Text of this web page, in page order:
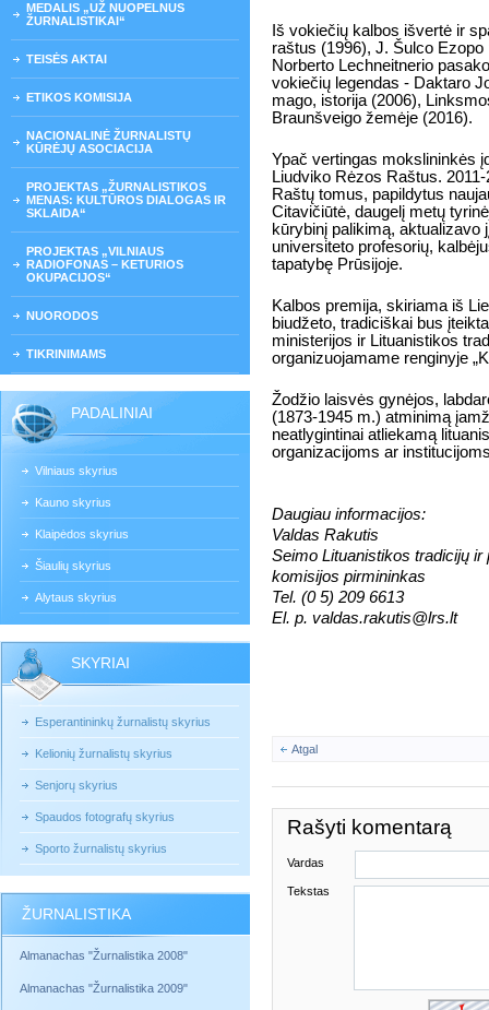
MEDALIS „UŽ NUOPELNUS
ŽURNALISTIKAI“
TEISĖS AKTAI
ETIKOS KOMISIJA
NACIONALINĖ ŽURNALISTŲ
KŪRĖJŲ ASOCIACIJA
PROJEKTAS „ŽURNALISTIKOS
MENAS: KULTŪROS DIALOGAS IR
SKLAIDA“
PROJEKTAS „VILNIAUS
RADIOFONAS – KETURIOS
OKUPACIJOS“
NUORODOS
TIKRINIMAMS
PADALINIAI
Vilniaus skyrius
Kauno skyrius
Klaipėdos skyrius
Šiaulių skyrius
Alytaus skyrius
SKYRIAI
Esperantininkų žurnalistų skyrius
Kelionių žurnalistų skyrius
Senjorų skyrius
Spaudos fotografų skyrius
Sporto žurnalistų skyrius
ŽURNALISTIKA
Almanachas "Žurnalistika 2008"
Almanachas "Žurnalistika 2009"
Iš vokiečių kalbos išvertė ir
raštus (1996), J. Šulco
Norberto Lechneitnerio
vokiečių legendas - Daktaro
mago, istorija (2006),
Braunšveigo žemėje (2016).
Ypač vertingas mokslininkės
Liudviko Rėzos Raštus.
Raštų tomus, papildytus
Citavičiūtė, daugelį metų
kūrybinį palikimą, aktualizavo
universiteto profesorių,
tapatybę Prūsijoje.
Kalbos premija, skiriama iš
biudžeto, tradiciškai bus
ministerijos ir Lituanistikos
organizuojamame renginyje
Žodžio laisvės gynėjos,
(1873-1945 m.) atminimą
neatlygintinai atliekamą
organizacijoms ar
Daugiau informacijos:
Valdas Rakutis
Seimo Lituanistikos tradicijų ir
komisijos pirmininkas
Tel. (0 5) 209 6613
El. p. valdas.rakutis@lrs.lt
Atgal
Rašyti komentarą
Vardas
Tekstas